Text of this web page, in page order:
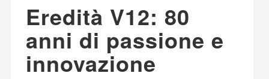
Eredità V12: 80
anni di passione e
innovazione